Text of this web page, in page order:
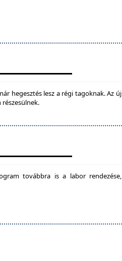
hegesztés lesz a régi tagoknak. Az új
továbbra is a labor rendezése,